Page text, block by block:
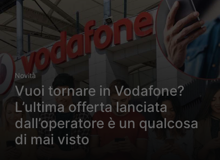
Novità
Vuoi tornare in Vodafone?
L’ultima offerta lanciata
dall’operatore è un qualcosa
di mai visto